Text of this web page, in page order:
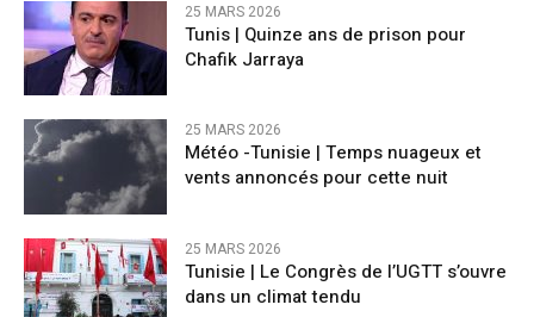
25 MARS 2026
Tunis | Quinze ans de prison pour
Chafik Jarraya
25 MARS 2026
Météo -Tunisie | Temps nuageux et
vents annoncés pour cette nuit
25 MARS 2026
Tunisie | Le Congrès de l’UGTT s’ouvre
dans un climat tendu